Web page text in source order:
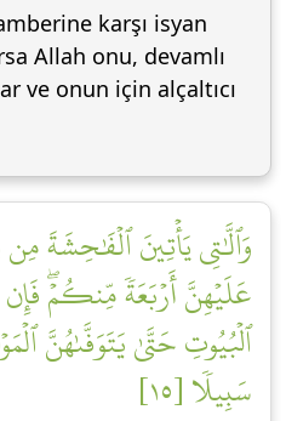
karşı isyan
Allah onu, devamlı
ve onun için alçaltıcı
وَٱلَّٰتِي يَأۡتِينَ ٱلۡفَٰحِشَةَ
عَلَيۡهِنَّ أَرۡبَعَةٗ مِّنكُمۡۖ
ٱلۡبُيُوتِ حَتَّىٰ يَتَوَفَّىٰهُنَّ
سَبِيلٗا [١٥]